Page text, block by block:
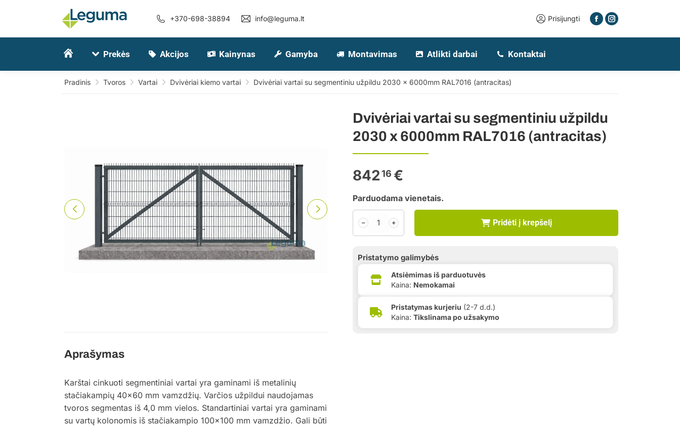
+370-698-38894 info@leguma.lt Prisijungti
Prekės Akcijos Kainynas Gamyba Montavimas Atlikti darbai Kontaktai
Pradinis Tvoros Vartai Dvivėriai kiemo vartai Dvivėriai vartai su segmentiniu užpildu 2030 x 6000mm RAL7016 (antracitas)
Aprašymas
Karštai cinkuoti segmentiniai vartai yra gaminami iš metalinių
stačiakampių 40×60 mm vamzdžių. Varčios užpildui naudojamas
tvoros segmentas iš 4,0 mm vielos. Standartiniai vartai yra gaminami
su vartų kolonomis iš stačiakampio 100×100 mm vamzdžio. Gali būti
Dvivėriai vartai su segmentiniu užpildu
2030 x 6000mm RAL7016 (antracitas)
84216 €
Parduodama vienetais.
﹣ ﹢ Pridėti į krepšelį
Pristatymo galimybės
Atsiėmimas iš parduotuvės
Kaina: Nemokamai
Pristatymas kurjeriu (2-7 d.d.)
Kaina: Tikslinama po užsakymo